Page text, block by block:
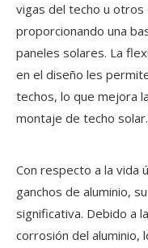
vigas del techo u
proporcionando una
paneles solares. La
en el diseño les
techos, lo que mejora
montaje de techo solar.
Con respecto a la vida
ganchos de aluminio,
significativa. Debido a
corrosión del aluminio,